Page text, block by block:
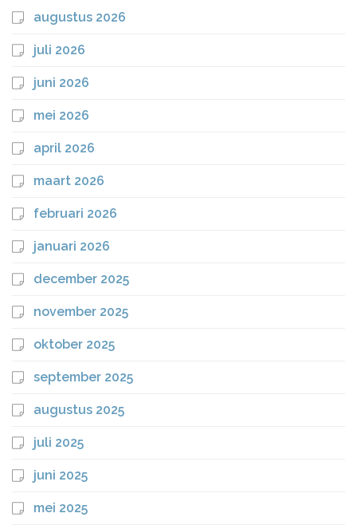
augustus 2026
juli 2026
juni 2026
mei 2026
april 2026
maart 2026
februari 2026
januari 2026
december 2025
november 2025
oktober 2025
september 2025
augustus 2025
juli 2025
juni 2025
mei 2025